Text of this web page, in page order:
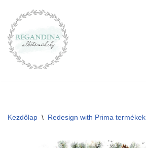
Skip
to
content
Kezdőlap \ Redesign with Prima termékek